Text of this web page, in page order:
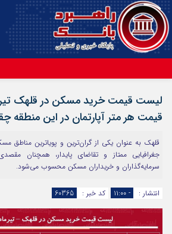
آپارات
قیمت هر متر آپارتمان در این منطقه
قلهک به عنوان یکی از گران‌ترین و پویاترین مناطق
جغرافیایی ممتاز و تقاضای پایدار، همچنان
سرمایه‌گذاران و خریداران مسکن محسوب می‌شود.
انتشار : - ۱۱:۰۰ کد خبر : 60365